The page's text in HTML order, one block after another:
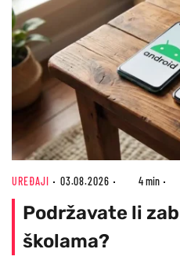
UREĐAJI 03.08.2026 4 min
Podržavate li
školama?